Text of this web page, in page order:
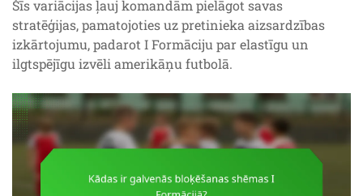
Šīs variācijas ļauj komandām pielāgot savas
stratēģijas, pamatojoties uz pretinieka aizsardzības
izkārtojumu, padarot I Formāciju par elastīgu un
ilgtspējīgu izvēli amerikāņu futbolā.